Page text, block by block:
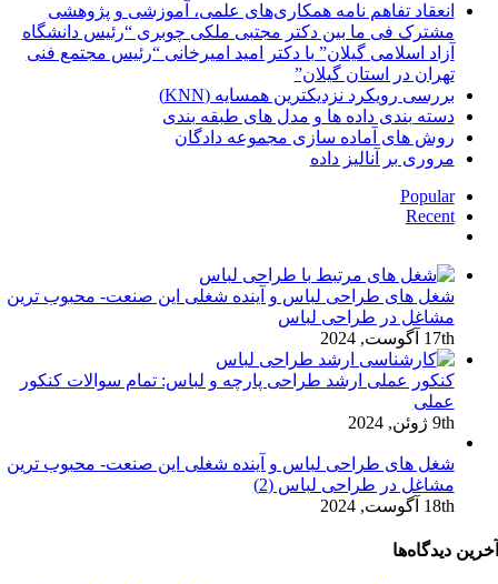
انعقاد تفاهم نامه همکاری‌های علمی، آموزشی و پژوهشی
مشترک فی ما بین دکتر مجتبی ملکی چوبری “رئیس دانشگاه
آزاد اسلامی گیلان” با دکتر امید امیرخانی “رئیس مجتمع فنی
تهران در استان گیلان”
بررسی رویکرد نزدیکترین همسایه (KNN)
دسته‌ بندی داده‌ ها و مدل‌ های طبقه‌ بندی
روش های آماده سازی مجموعه دادگان
مروری بر آنالیز داده
Popular
Recent
شغل های طراحی لباس و آینده شغلی این صنعت- محبوب ترین
مشاغل در طراحی لباس
17th آگوست, 2024
کنکور عملی ارشد طراحی پارچه و لباس: تمام سوالات کنکور
عملی
9th ژوئن, 2024
شغل های طراحی لباس و آینده شغلی این صنعت- محبوب ترین
مشاغل در طراحی لباس (2)
18th آگوست, 2024
آخرین دیدگاه‌ها